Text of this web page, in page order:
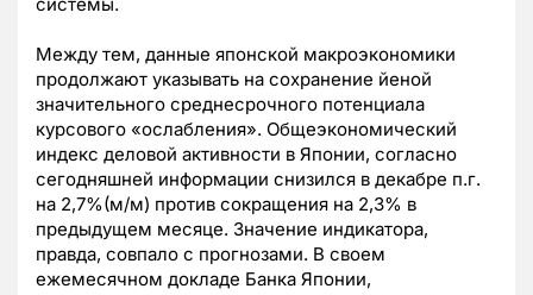
системы.
Между тем, данные японской макроэкономики
продолжают указывать на сохранение йеной
значительного среднесрочного потенциала
курсового «ослабления». Общеэкономический
индекс деловой активности в Японии, согласно
сегодняшней информации снизился в декабре п.г.
на 2,7%(м/м) против сокращения на 2,3% в
предыдущем месяце. Значение индикатора,
правда, совпало с прогнозами. В своем
ежемесячном докладе Банка Японии,